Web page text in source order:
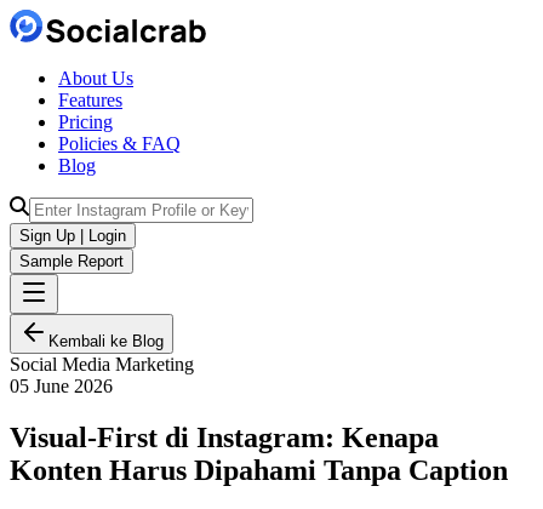
About Us
Features
Pricing
Policies & FAQ
Blog
Sign Up | Login
Sample Report
Kembali ke Blog
Social Media Marketing
05 June 2026
Visual-First di Instagram: Kenapa
Konten Harus Dipahami Tanpa Caption